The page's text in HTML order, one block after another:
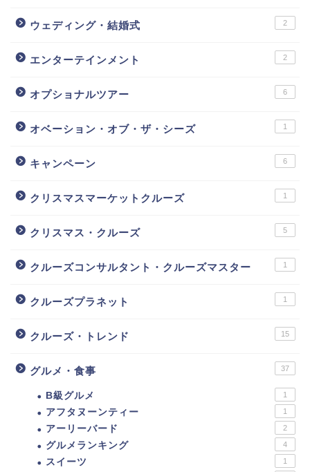
ウェディング・結婚式 2
エンターテインメント 2
オプショナルツアー 6
オベーション・オブ・ザ・シーズ 1
キャンペーン 6
クリスマスマーケットクルーズ 1
クリスマス・クルーズ 5
クルーズコンサルタント・クルーズマスター 1
クルーズプラネット 1
クルーズ・トレンド 15
グルメ・食事 37
B級グルメ 1
アフタヌーンティー 1
アーリーバード 2
グルメランキング 4
スイーツ 1